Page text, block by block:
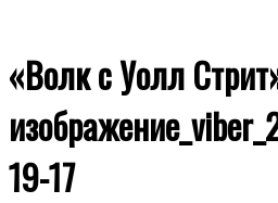
«Волк с Уолл
19-17